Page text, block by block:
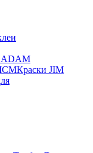
ADAM
Краски JIM